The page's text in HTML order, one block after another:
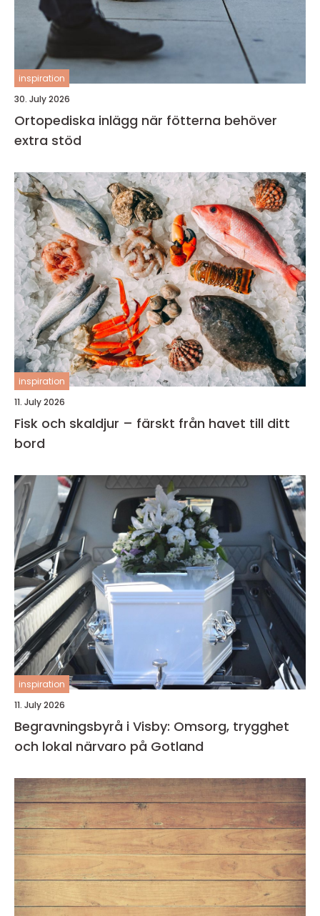
inspiration
30. July 2026
Ortopediska inlägg när fötterna behöver
extra stöd
inspiration
11. July 2026
Fisk och skaldjur – färskt från havet till ditt
bord
inspiration
11. July 2026
Begravningsbyrå i Visby: Omsorg, trygghet
och lokal närvaro på Gotland